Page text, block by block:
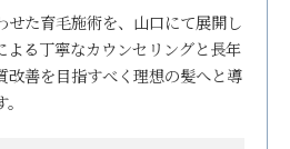
せた育毛施術を、山口にて展開し
よる丁寧なカウンセリングと長年
改善を目指すべく理想の髪へと導